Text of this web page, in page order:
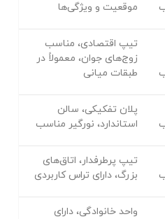
موقعیت و ویژگی‌ها
تیپ اقتصادی، مناسب
زوج‌های جوان، معمولاً در
طبقات میانی
پلان تفکیکی، سالن
استاندارد، نورگیر مناسب
تیپ پرطرفدار، اتاق‌های
بزرگ، دارای تراس کاربردی
واحد خانوادگی، دارای